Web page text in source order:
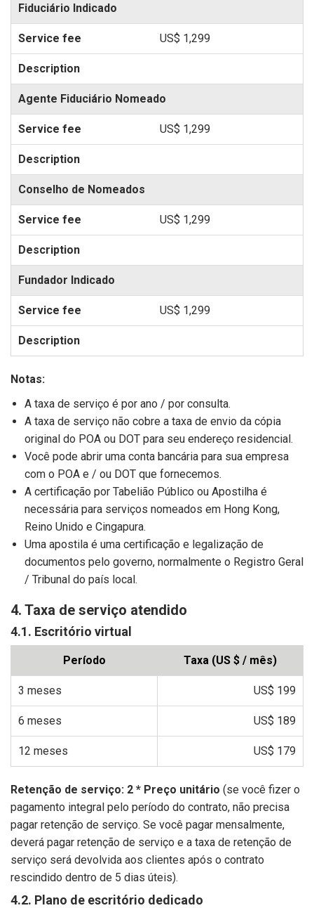
Fiduciário Indicado
US$ 1,299
Agente Fiduciário Nomeado
US$ 1,299
Conselho de Nomeados
US$ 1,299
Fundador Indicado
US$ 1,299
Notas:
A taxa de serviço é por ano / por consulta.
A taxa de serviço não cobre a taxa de envio da cópia
original do POA ou DOT para seu endereço residencial.
Você pode abrir uma conta bancária para sua empresa
com o POA e / ou DOT que fornecemos.
A certificação por Tabelião Público ou Apostilha é
necessária para serviços nomeados em Hong Kong,
Reino Unido e Cingapura.
Uma apostila é uma certificação e legalização de
documentos pelo governo, normalmente o Registro Geral
/ Tribunal do país local.
4. Taxa de serviço atendido
4.1. Escritório virtual
Período Taxa (US $ / mês)
3 meses US$ 199
6 meses US$ 189
12 meses US$ 179
Retenção de serviço: 2 * Preço unitário (se você fizer o
pagamento integral pelo período do contrato, não precisa
pagar retenção de serviço. Se você pagar mensalmente,
deverá pagar retenção de serviço e a taxa de retenção de
serviço será devolvida aos clientes após o contrato
rescindido dentro de 5 dias úteis).
4.2. Plano de escritório dedicado